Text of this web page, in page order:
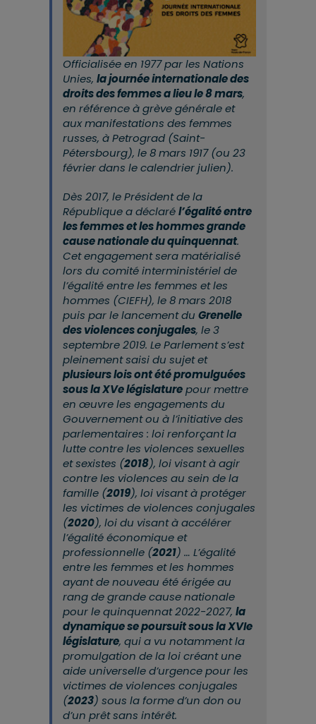
Officialisée en 1977 par les Nations
Unies, la journée internationale des
droits des femmes a lieu le 8 mars,
en référence à grève générale et
aux manifestations des femmes
russes, à Petrograd (Saint-
Pétersbourg), le 8 mars 1917 (ou 23
février dans le calendrier julien).
Dès 2017, le Président de la
République a déclarél’égalité entre
les femmes et les hommes grande
cause nationale du quinquennat.
Cet engagement sera matérialisé
lors du comité interministériel de
l’égalité entre les femmes et les
hommes (CIEFH), le 8 mars 2018
puis par le lancement du Grenelle
des violences conjugales, le 3
septembre 2019. Le Parlement s’est
pleinement saisi du sujet et
plusieurs lois ont été promulguées
sous la XVe législaturepour mettre
en œuvre les engagements du
Gouvernement ou à l’initiative des
parlementaires : loi renforçant la
lutte contre les violences sexuelles
et sexistes (2018), loi visant à agir
contre les violences au sein de la
famille (2019), loi visant à protéger
les victimes de violences conjugales
(2020), loi du visant à accélérer
l’égalité économique et
professionnelle (2021) … L’égalité
entre les femmes et les hommes
ayant de nouveau été érigée au
rang de grande cause nationale
pour le quinquennat 2022-2027, la
dynamique se poursuit sous la XVIe
législature, qui a vu notamment la
promulgation de la loi créant une
aide universelle d’urgence pour les
victimes de violences conjugales
(2023) sous la forme d’un don ou
d’un prêt sans intérêt.